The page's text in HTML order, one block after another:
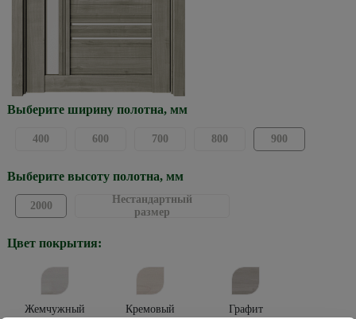
Выберите ширину полотна, мм
400 600 700 800 900
Выберите высоту полотна, мм
2000
Нестандартный
размер
Цвет покрытия:
Жемчужный Кремовый Графит